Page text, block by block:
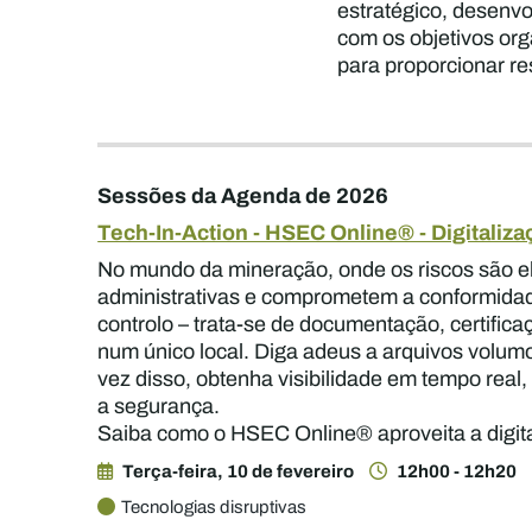
estratégico,
com os objetivos
para proporcionar
Sessões da Agenda de 2026
Tech-In-Action - HSEC Online® -
No mundo da mineração, onde os riscos são
administrativas e comprometem a
controlo – trata-se de documentação,
num único local. Diga adeus a arquivos
vez disso, obtenha visibilidade em tempo
a segurança.
Saiba como o HSEC Online® aproveita a
Terça-feira, 10 de fevereiro
12h00 - 12h20
Tecnologias disruptivas